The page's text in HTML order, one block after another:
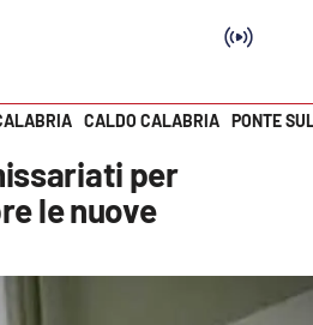
CALDO CALABRIA PONTE
per
le nuove